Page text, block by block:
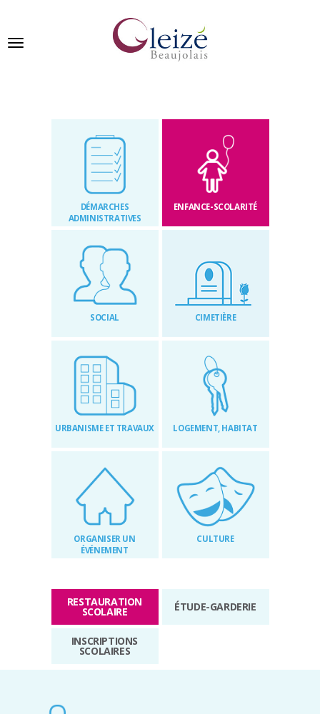
Ville de Gleizé en beaujolais
DÉMARCHES
ADMINISTRATIVES
ENFANCE-SCOLARITÉ
SOCIAL CIMETIÈRE
URBANISME ET TRAVAUX LOGEMENT, HABITAT
ORGANISER UN
ÉVÉNEMENT
CULTURE
RESTAURATION
SCOLAIRE ÉTUDE-GARDERIE
INSCRIPTIONS
SCOLAIRES